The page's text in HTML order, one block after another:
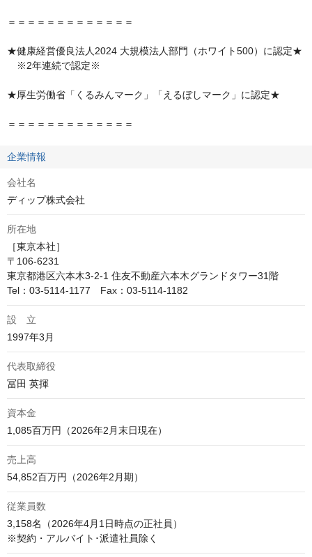
＝＝＝＝＝＝＝＝＝＝＝＝＝
★健康経営優良法人2024 大規模法人部門（ホワイト500）に認定★
※2年連続で認定※
★厚生労働省「くるみんマーク」「えるぼしマーク」に認定★
＝＝＝＝＝＝＝＝＝＝＝＝＝
企業情報
会社名
ディップ株式会社
所在地
［東京本社］
〒106-6231
東京都港区六本木3-2-1 住友不動産六本木グランドタワー31階
Tel：03-5114-1177　Fax：03-5114-1182
設 立
1997年3月
代表取締役
冨田 英揮
資本金
1,085百万円（2026年2月末日現在）
売上高
54,852百万円（2026年2月期）
従業員数
3,158名（2026年4月1日時点の正社員）
※契約・アルバイト･派遣社員除く